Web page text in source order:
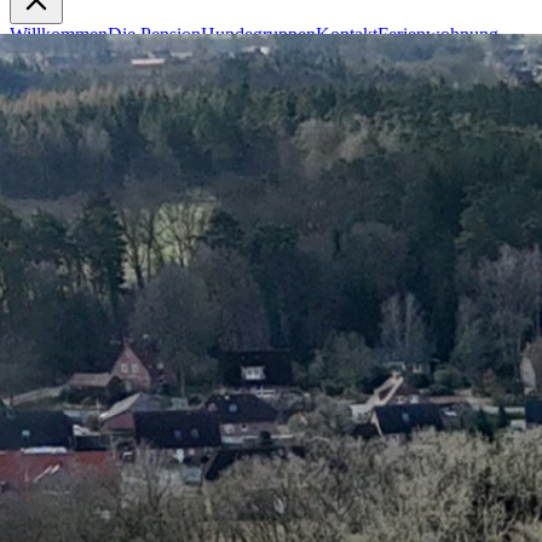
WillkommenDie PensionHundegruppenKontaktFerienwohnung
AmrumJetzt buchen
0174 9115226
Dorfstraße 42, 21272 Egestorf OT Döhle